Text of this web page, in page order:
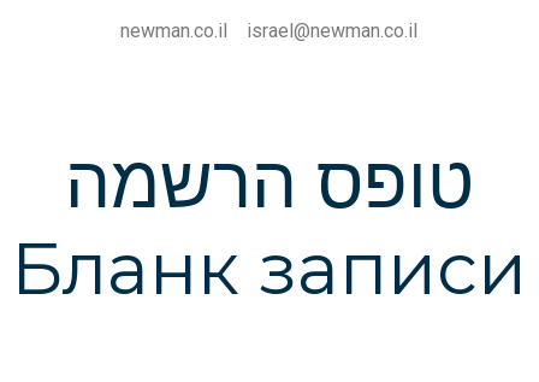
newman.co.il israel@newman.co.il
טופס הרשמה
Бланк записи